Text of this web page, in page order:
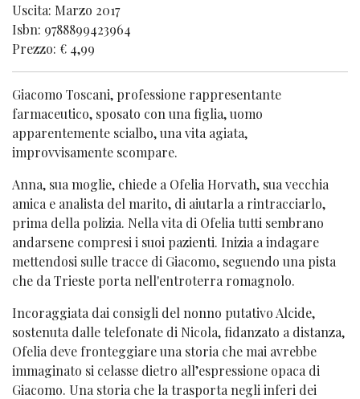
Uscita: Marzo 2017
Isbn: 9788899423964
Prezzo: € 4,99
Giacomo Toscani, professione rappresentante
farmaceutico, sposato con una figlia, uomo
apparentemente scialbo, una vita agiata,
improvvisamente scompare.
Anna, sua moglie, chiede a Ofelia Horvath, sua vecchia
amica e analista del marito, di aiutarla a rintracciarlo,
prima della polizia. Nella vita di Ofelia tutti sembrano
andarsene compresi i suoi pazienti. Inizia a indagare
mettendosi sulle tracce di Giacomo, seguendo una pista
che da Trieste porta nell'entroterra romagnolo.
Incoraggiata dai consigli del nonno putativo Alcide,
sostenuta dalle telefonate di Nicola, fidanzato a distanza,
Ofelia deve fronteggiare una storia che mai avrebbe
immaginato si celasse dietro all’espressione opaca di
Giacomo. Una storia che la trasporta negli inferi dei